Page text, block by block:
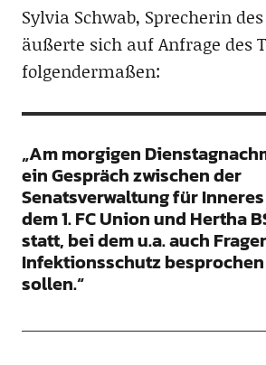
Sylvia Schwab, Sprecherin
äußerte sich auf Anfrage des
folgendermaßen:
„Am morgigen
ein Gespräch zwischen der
Senatsverwaltung für
dem 1. FC Union und Hertha
statt, bei dem u.a. auch
Infektionsschutz
sollen.“